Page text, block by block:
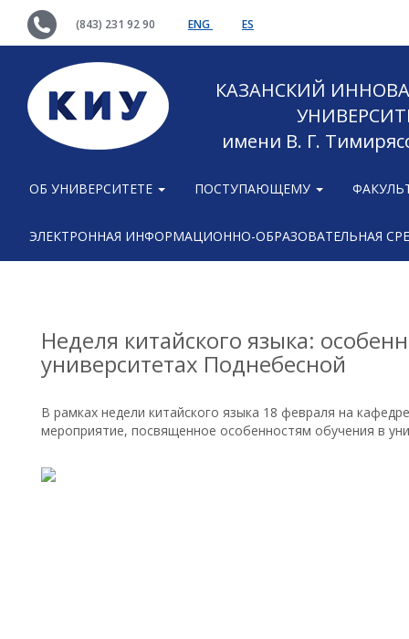
(843) 231 92 90 ENG ES
КАЗАНСКИЙ
имени В. Г.
ОБ УНИВЕРСИТЕТЕ ПОСТУПАЮЩЕМУ
ЭЛЕКТРОННАЯ ИНФОРМАЦИОННО-ОБРАЗОВАТЕЛЬНАЯ
Неделя китайского языка:
университетах Поднебесной
В рамках недели китайского языка 18 февраля на
мероприятие, посвященное особенностям обучения в